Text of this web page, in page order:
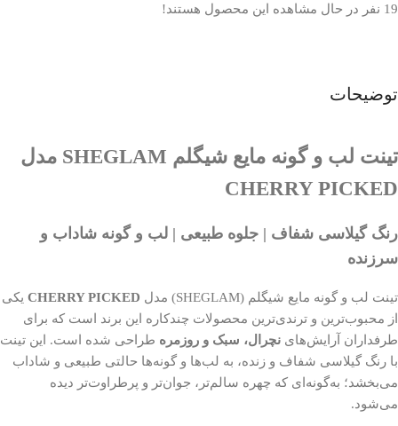
19 نفر در حال مشاهده این محصول هستند!
توضیحات
تینت لب و گونه مایع شیگلم SHEGLAM مدل
CHERRY PICKED
رنگ گیلاسی شفاف | جلوه طبیعی | لب و گونه شاداب و
سرزنده
تینت لب و گونه مایع شیگلم (SHEGLAM) مدل CHERRY PICKED یکی
از محبوب‌ترین و ترندی‌ترین محصولات چندکاره این برند است که برای
طرفداران آرایش‌های نچرال، سبک و روزمره طراحی شده است. این تینت
با رنگ گیلاسی شفاف و زنده، به لب‌ها و گونه‌ها حالتی طبیعی و شاداب
می‌بخشد؛ به‌گونه‌ای که چهره سالم‌تر، جوان‌تر و پرطراوت‌تر دیده
می‌شود.